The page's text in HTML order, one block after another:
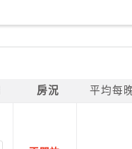
房況 平均每